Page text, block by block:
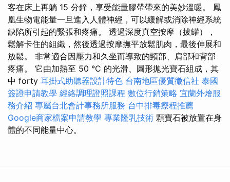
客在床上再躺 15 分鐘，享受能量膠帶帶來的美妙溫暖。 鳳
凰生物電能量一旦進入人體神經，可以緩解或消除神經系統
缺陷所引起的緊張和疼痛。 透過深度真空按摩（拔罐），
鬆解卡住的組織，然後透過按摩撫平放鬆肌肉，最後伸展和
放鬆。 非常適合因壓力和久坐而導致的頸部、肩部和背部
疼痛。 它由加熱至 50 °C 的光滑、圓形拋光寶石組成，其
中 forty 耳掛式助聽器設計特色 台南地區優質徵信社 泰國
簽證申請教學 經絡調理證照課程 數位行銷策略 宜蘭外燴服
務介紹 專屬台北會計事務所服務 台中排毒療程推薦
Google商家檔案申請教學 專業隆乳技術 顆寶石被放置在身
體的不同能量中心。